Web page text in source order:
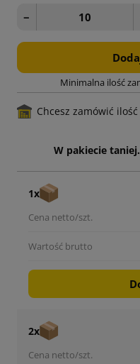
−
Minimalna ilość
Chcesz zamówić
W pakiecie
1x
2x